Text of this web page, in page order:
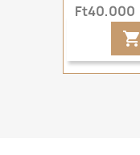
Ft40,000
